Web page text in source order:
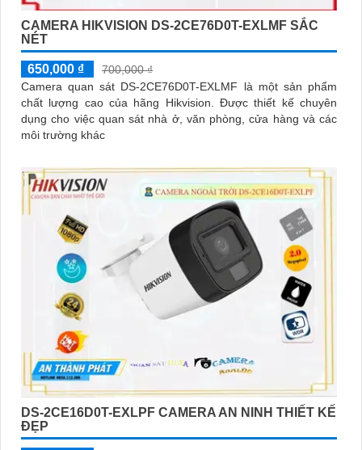
CAMERA HIKVISION DS-2CE76D0T-EXLMF SẮC
NÉT
650,000 ₫
700,000 ₫
Camera quan sát DS-2CE76D0T-EXLMF là một sản phẩm
chất lượng cao của hãng Hikvision. Được thiết kế chuyên
dụng cho việc quan sát nhà ở, văn phòng, cửa hàng và các
môi trường khác
DS-2CE16D0T-EXLPF CAMERA AN NINH THIẾT KẾ
ĐẸP